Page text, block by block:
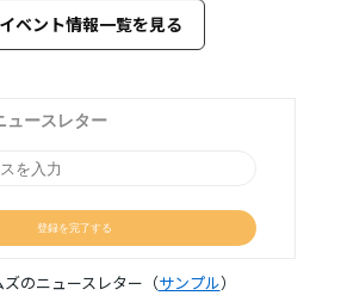
ベント情報一覧を見る
のニュースレター（サンプル）